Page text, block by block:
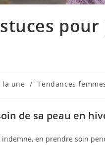
la une / Tendances
de sa peau en
en prendre soin